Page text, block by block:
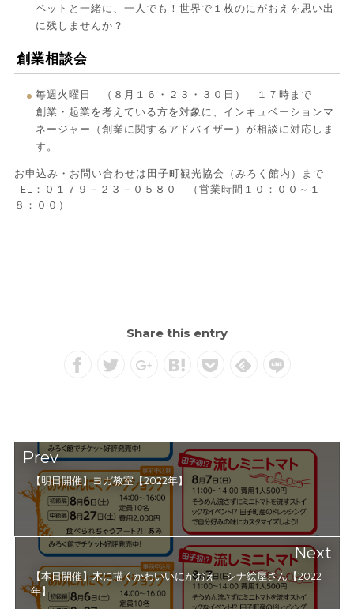
ペットと一緒に、一人でも！世界で１枚のにがおえを思い出
に残しませんか？
創業相談会
毎週火曜日 （８月１６・２３・３０日） １７時まで
創業・起業を考えている方を対象に、インキュベーションマ
ネージャー（創業に関するアドバイザー）が相談に対応しま
す。
お申込み・お問い合わせは田子町観光協会（みろく館内）まで
TEL：０１７９－２３－０５８０ （営業時間１０：００～１
８：００）
Share this entry
Prev
【明日開催】ヨガ教室【2022年】
Next
【本日開催】木に描くかわいいにがおえ シナ絵屋さん【2022
年】